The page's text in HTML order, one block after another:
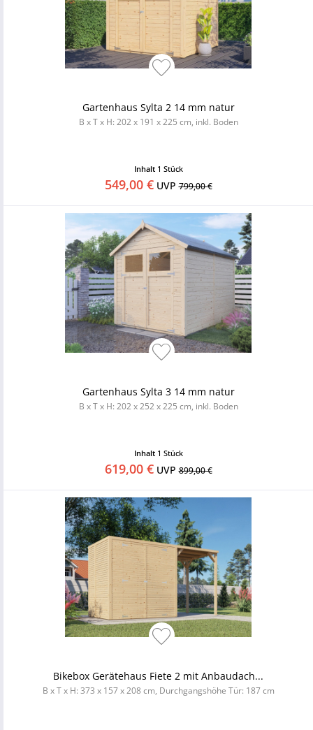
Gartenhaus Sylta 2 14 mm natur
B x T x H: 202 x 191 x 225 cm, inkl. Boden
Inhalt 1 Stück
549,00 €UVP799,00 €
Gartenhaus Sylta 3 14 mm natur
B x T x H: 202 x 252 x 225 cm, inkl. Boden
Inhalt 1 Stück
619,00 €UVP899,00 €
Bikebox Gerätehaus Fiete 2 mit Anbaudach...
B x T x H: 373 x 157 x 208 cm, Durchgangshöhe Tür: 187 cm